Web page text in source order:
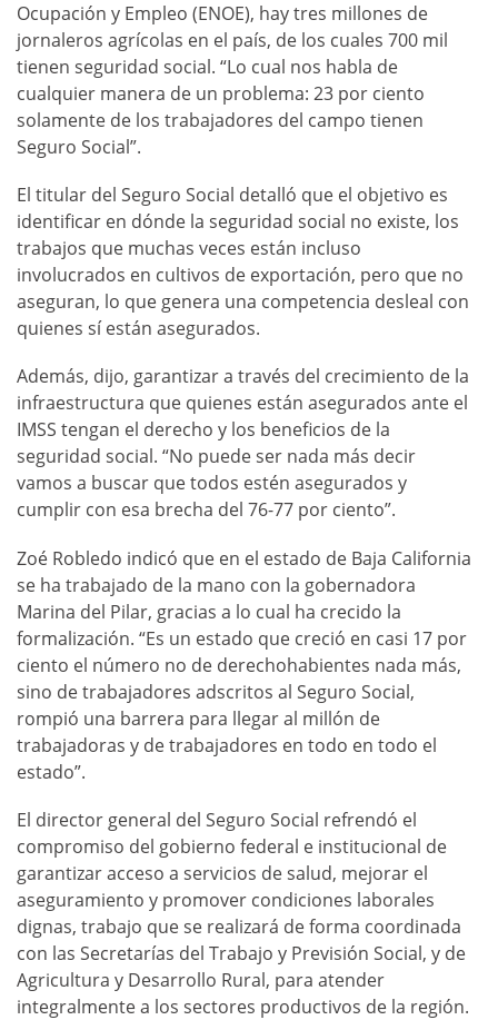
Ocupación y Empleo (ENOE), hay tres millones de
jornaleros agrícolas en el país, de los cuales 700 mil
tienen seguridad social. “Lo cual nos habla de
cualquier manera de un problema: 23 por ciento
solamente de los trabajadores del campo tienen
Seguro Social”.
El titular del Seguro Social detalló que el objetivo es
identificar en dónde la seguridad social no existe, los
trabajos que muchas veces están incluso
involucrados en cultivos de exportación, pero que no
aseguran, lo que genera una competencia desleal con
quienes sí están asegurados.
Además, dijo, garantizar a través del crecimiento de la
infraestructura que quienes están asegurados ante el
IMSS tengan el derecho y los beneficios de la
seguridad social. “No puede ser nada más decir
vamos a buscar que todos estén asegurados y
cumplir con esa brecha del 76-77 por ciento”.
Zoé Robledo indicó que en el estado de Baja California
se ha trabajado de la mano con la gobernadora
Marina del Pilar, gracias a lo cual ha crecido la
formalización. “Es un estado que creció en casi 17 por
ciento el número no de derechohabientes nada más,
sino de trabajadores adscritos al Seguro Social,
rompió una barrera para llegar al millón de
trabajadoras y de trabajadores en todo en todo el
estado”.
El director general del Seguro Social refrendó el
compromiso del gobierno federal e institucional de
garantizar acceso a servicios de salud, mejorar el
aseguramiento y promover condiciones laborales
dignas, trabajo que se realizará de forma coordinada
con las Secretarías del Trabajo y Previsión Social, y de
Agricultura y Desarrollo Rural, para atender
integralmente a los sectores productivos de la región.